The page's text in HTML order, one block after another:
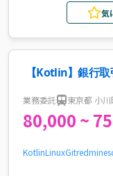
気
【Kotlin】銀行
業務委託 東京都 小川
80,000 ~
KotlinLinuxGitredmine